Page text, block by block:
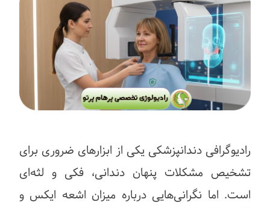
رادیوگرافی دندانپزشکی یکی از ابزارهای ضروری برای
تشخیص مشکلات پنهان دندانی، فکی و لثه‌ای
است. اما نگرانی‌هایی درباره میزان اشعه ایکس و